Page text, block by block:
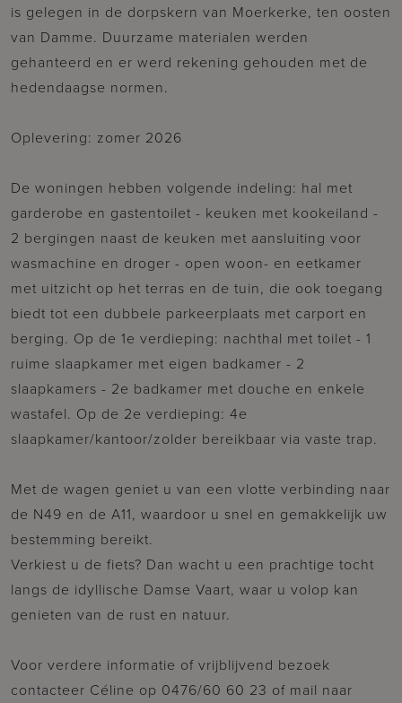
is gelegen in de dorpskern van Moerkerke, ten oosten
van Damme. Duurzame materialen werden
gehanteerd en er werd rekening gehouden met de
hedendaagse normen.
Oplevering: zomer 2026
De woningen hebben volgende indeling: hal met
garderobe en gastentoilet - keuken met kookeiland -
2 bergingen naast de keuken met aansluiting voor
wasmachine en droger - open woon- en eetkamer
met uitzicht op het terras en de tuin, die ook toegang
biedt tot een dubbele parkeerplaats met carport en
berging. Op de 1e verdieping: nachthal met toilet - 1
ruime slaapkamer met eigen badkamer - 2
slaapkamers - 2e badkamer met douche en enkele
wastafel. Op de 2e verdieping: 4e
slaapkamer/kantoor/zolder bereikbaar via vaste trap.
Met de wagen geniet u van een vlotte verbinding naar
de N49 en de A11, waardoor u snel en gemakkelijk uw
bestemming bereikt.
Verkiest u de fiets? Dan wacht u een prachtige tocht
langs de idyllische Damse Vaart, waar u volop kan
genieten van de rust en natuur.
Voor verdere informatie of vrijblijvend bezoek
contacteer Céline op 0476/60 60 23 of mail naar